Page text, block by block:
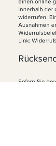
einen online
innerhalb der
widerrufen.
Ausnahmen
Link:
Sofern Sie